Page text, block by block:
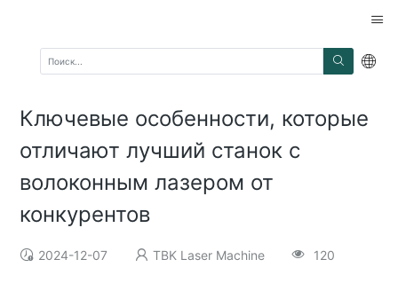
Ключевые особенности, которые
отличают лучший станок с
волоконным лазером от
конкурентов
2024-12-07 TBK Laser Machine 120